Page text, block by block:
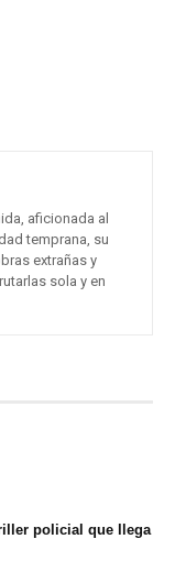
aficionada al
temprana, su
extrañas y
sola y en
policial que llega